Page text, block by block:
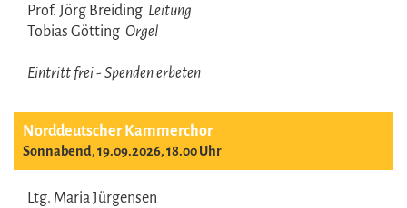
Prof. Jörg Breiding Leitung
Tobias Götting Orgel
Eintritt frei - Spenden erbeten
Norddeutscher Kammerchor
Sonnabend, 19.09.2026, 18.00 Uhr
Ltg. Maria Jürgensen